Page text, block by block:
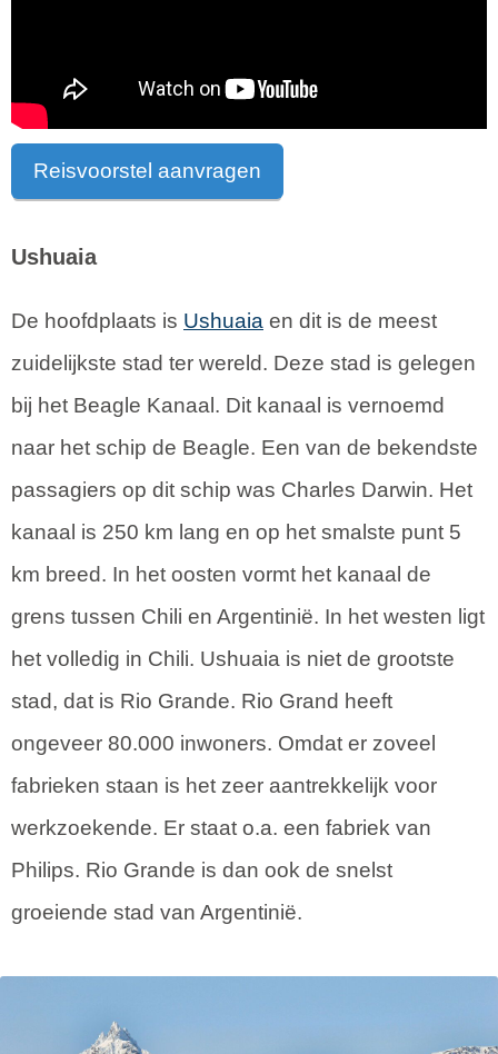
Reisvoorstel aanvragen
Ushuaia
De hoofdplaats is Ushuaia en dit is de meest
zuidelijkste stad ter wereld. Deze stad is gelegen
bij het Beagle Kanaal. Dit kanaal is vernoemd
naar het schip de Beagle. Een van de bekendste
passagiers op dit schip was Charles Darwin. Het
kanaal is 250 km lang en op het smalste punt 5
km breed. In het oosten vormt het kanaal de
grens tussen Chili en Argentinië. In het westen ligt
het volledig in Chili. Ushuaia is niet de grootste
stad, dat is Rio Grande. Rio Grand heeft
ongeveer 80.000 inwoners. Omdat er zoveel
fabrieken staan is het zeer aantrekkelijk voor
werkzoekende. Er staat o.a. een fabriek van
Philips. Rio Grande is dan ook de snelst
groeiende stad van Argentinië.